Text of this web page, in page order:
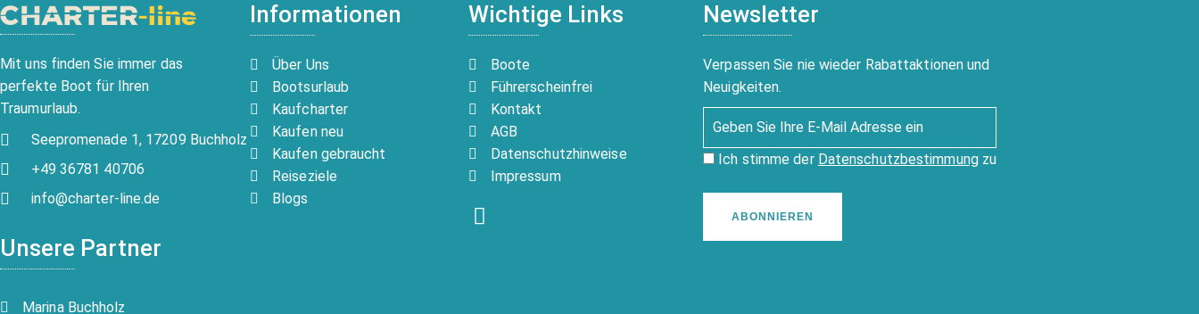
Mit uns finden Sie immer das
perfekte Boot für Ihren
Traumurlaub.
Seepromenade 1, 17209 Buchholz
+49 36781 40706
info@charter-line.de
Unsere Partner
Marina Buchholz
Informationen
Über Uns
Bootsurlaub
Kaufcharter
Kaufen neu
Kaufen gebraucht
Reiseziele
Blogs
Wichtige Links
Boote
Führerscheinfrei
Kontakt
AGB
Datenschutzhinweise
Impressum
Newsletter
Verpassen Sie nie wieder Rabattaktionen und
Neuigkeiten.
Ich stimme der Datenschutzbestimmungzu
ABONNIEREN